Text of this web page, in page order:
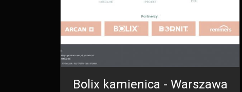
Bolix kamienica - Warszawa